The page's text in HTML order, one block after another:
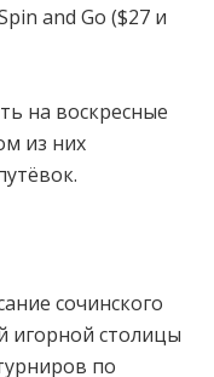
and Go ($27 и
на воскресные
из них
сочинского
игорной столицы
по